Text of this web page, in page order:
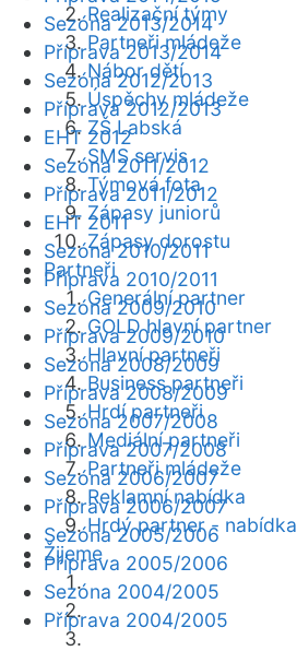
Realizační týmy
Partneři mládeže
Nábor dětí
Úspěchy mládeže
ZŠ Labská
SMS servis
Týmová fota
Zápasy juniorů
Zápasy dorostu
Partneři
Generální partner
GOLD hlavní partner
Hlavní partneři
Business partneři
Hrdí partneři
Mediální partneři
Partneři mládeže
Reklamní nabídka
Hrdý partner - nabídka
Žijeme
Sezóna 2013/2014
Příprava 2013/2014
Sezóna 2012/2013
Příprava 2012/2013
EHT 2012
Sezóna 2011/2012
Příprava 2011/2012
EHT 2011
Sezóna 2010/2011
Příprava 2010/2011
Sezóna 2009/2010
Příprava 2009/2010
Sezóna 2008/2009
Příprava 2008/2009
Sezóna 2007/2008
Příprava 2007/2008
Sezóna 2006/2007
Příprava 2006/2007
Sezóna 2005/2006
Příprava 2005/2006
Sezóna 2004/2005
Příprava 2004/2005